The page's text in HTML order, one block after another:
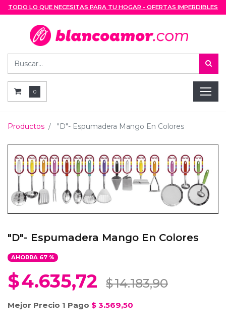
TODO LO QUE NECESITAS PARA TU HOGAR - OFERTAS IMPERDIBLES
0
Productos "D"- Espumadera Mango En Colores
"D"- Espumadera Mango En Colores
AHORRA 67%
$4.635,72 $14.183,90
Mejor Precio 1 Pago $ 3.569,50